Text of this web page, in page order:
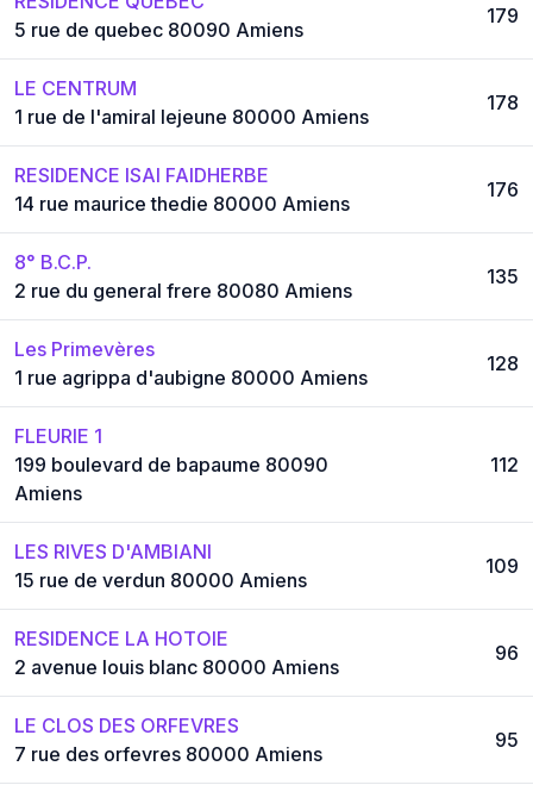
5 rue de quebec 80090 Amiens
179
LE CENTRUM
1 rue de l'amiral lejeune 80000 Amiens
178
RESIDENCE ISAI FAIDHERBE
14 rue maurice thedie 80000 Amiens
176
8° B.C.P.
2 rue du general frere 80080 Amiens
135
Les Primevères
1 rue agrippa d'aubigne 80000 Amiens
128
FLEURIE 1
199 boulevard de bapaume 80090
Amiens
112
LES RIVES D'AMBIANI
15 rue de verdun 80000 Amiens
109
RESIDENCE LA HOTOIE
2 avenue louis blanc 80000 Amiens
96
LE CLOS DES ORFEVRES
7 rue des orfevres 80000 Amiens
95